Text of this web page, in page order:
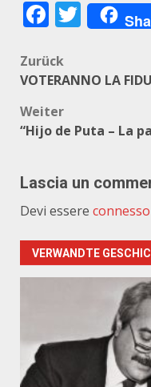
Zurück
VOTERANNO LA
Weiter
“Hijo de Puta – La
Lascia un
Devi essere connesso
VERWANDTE